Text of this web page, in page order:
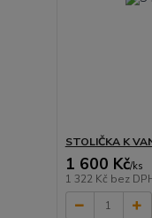
STOLIČKA K
1 600 Kč/ks
1 322 Kč bez